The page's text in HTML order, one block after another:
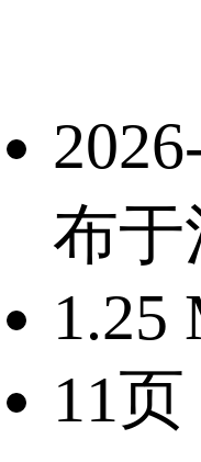
布于
1.25
11页